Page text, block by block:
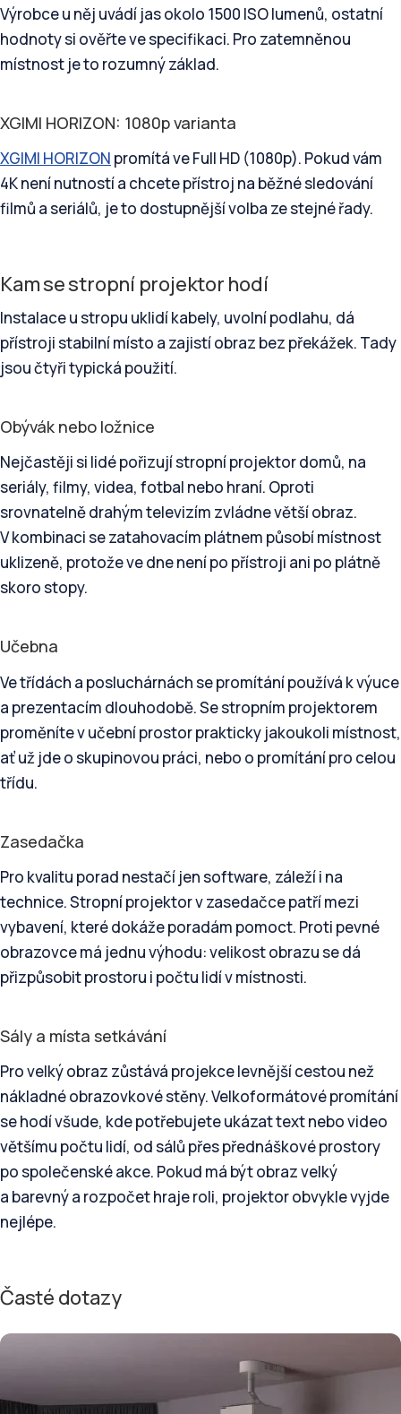
Výrobce u něj uvádí jas okolo 1500 ISO lumenů, ostatní
hodnoty si ověřte ve specifikaci. Pro zatemněnou
místnost je to rozumný základ.
XGIMI HORIZON: 1080p varianta
XGIMI HORIZON promítá ve Full HD (1080p). Pokud vám
4K není nutností a chcete přístroj na běžné sledování
filmů a seriálů, je to dostupnější volba ze stejné řady.
Kam se stropní projektor hodí
Instalace u stropu uklidí kabely, uvolní podlahu, dá
přístroji stabilní místo a zajistí obraz bez překážek. Tady
jsou čtyři typická použití.
Obývák nebo ložnice
Nejčastěji si lidé pořizují stropní projektor domů, na
seriály, filmy, videa, fotbal nebo hraní. Oproti
srovnatelně drahým televizím zvládne větší obraz.
V kombinaci se zatahovacím plátnem působí místnost
uklizeně, protože ve dne není po přístroji ani po plátně
skoro stopy.
Učebna
Ve třídách a posluchárnách se promítání používá k výuce
a prezentacím dlouhodobě. Se stropním projektorem
proměníte v učební prostor prakticky jakoukoli místnost,
ať už jde o skupinovou práci, nebo o promítání pro celou
třídu.
Zasedačka
Pro kvalitu porad nestačí jen software, záleží i na
technice. Stropní projektor v zasedačce patří mezi
vybavení, které dokáže poradám pomoct. Proti pevné
obrazovce má jednu výhodu: velikost obrazu se dá
přizpůsobit prostoru i počtu lidí v místnosti.
Sály a místa setkávání
Pro velký obraz zůstává projekce levnější cestou než
nákladné obrazovkové stěny. Velkoformátové promítání
se hodí všude, kde potřebujete ukázat text nebo video
většímu počtu lidí, od sálů přes přednáškové prostory
po společenské akce. Pokud má být obraz velký
a barevný a rozpočet hraje roli, projektor obvykle vyjde
nejlépe.
Časté dotazy